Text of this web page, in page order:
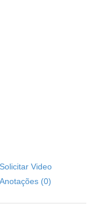
Solicitar Video
Anotações (0)